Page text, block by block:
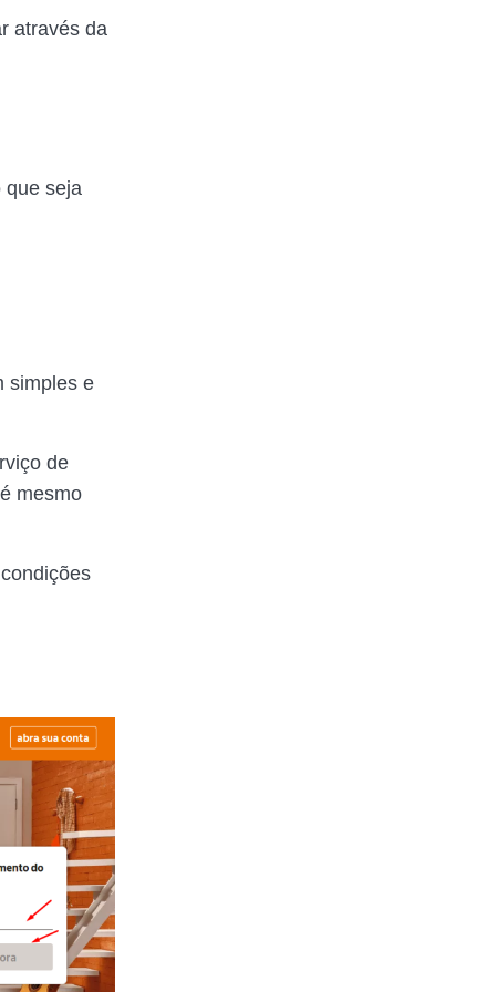
através da
que seja
simples e
de
mesmo